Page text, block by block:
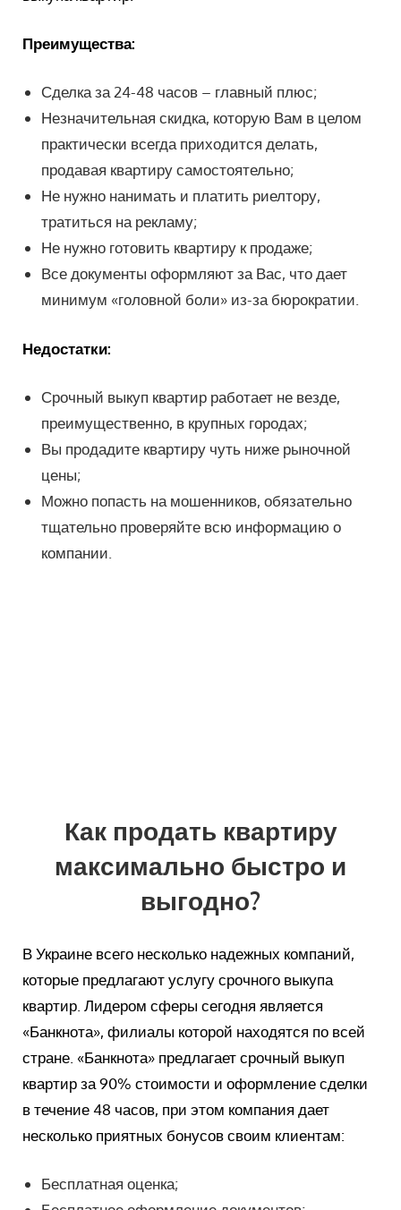
Преимущества:
Сделка за 24-48 часов – главный плюс;
Незначительная скидка, которую Вам в целом
практически всегда приходится делать,
продавая квартиру самостоятельно;
Не нужно нанимать и платить риелтору,
тратиться на рекламу;
Не нужно готовить квартиру к продаже;
Все документы оформляют за Вас, что дает
минимум «головной боли» из-за бюрократии.
Недостатки:
Срочный выкуп квартир работает не везде,
преимущественно, в крупных городах;
Вы продадите квартиру чуть ниже рыночной
цены;
Можно попасть на мошенников, обязательно
тщательно проверяйте всю информацию о
компании.
Как продать квартиру
максимально быстро и
выгодно?
В Украине всего несколько надежных компаний,
которые предлагают услугу срочного выкупа
квартир. Лидером сферы сегодня является
«Банкнота», филиалы которой находятся по всей
стране. «Банкнота» предлагает срочный выкуп
квартир за 90% стоимости и оформление сделки
в течение 48 часов, при этом компания дает
несколько приятных бонусов своим клиентам:
Бесплатная оценка;